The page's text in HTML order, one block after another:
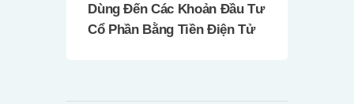
Dùng Đến Các Khoản Đầu Tư
Cổ Phần Bằng Tiền Điện Tử